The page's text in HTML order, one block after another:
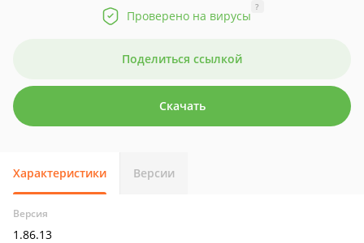
Проверено на вирусы
?
Поделиться ссылкой
Скачать
Характеристики Версии
Версия
1.86.13